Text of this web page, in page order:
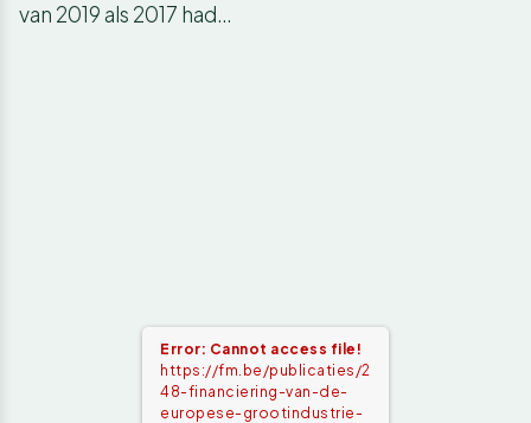
van 2019 als 2017 had…
Error: Cannot access file!
https://fm.be/publicaties/2
48-financiering-van-de-
europese-grootindustrie-